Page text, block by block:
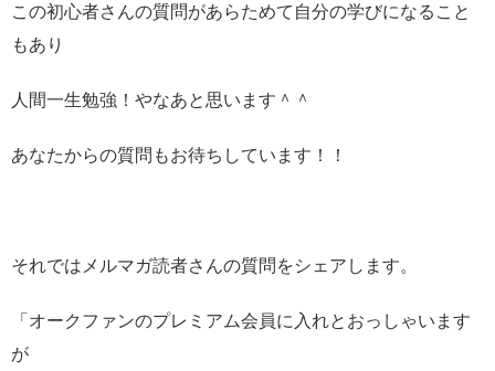
この初心者さんの質問があらためて自分の学びになること
もあり
人間一生勉強！やなあと思います＾＾
あなたからの質問もお待ちしています！！
それではメルマガ読者さんの質問をシェアします。
「オークファンのプレミアム会員に入れとおっしゃいます
が